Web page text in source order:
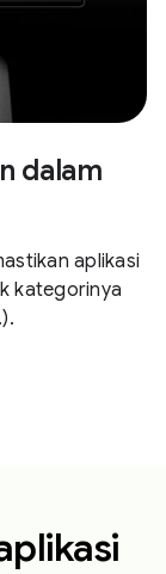
dalam
aplikasi
kategorinya